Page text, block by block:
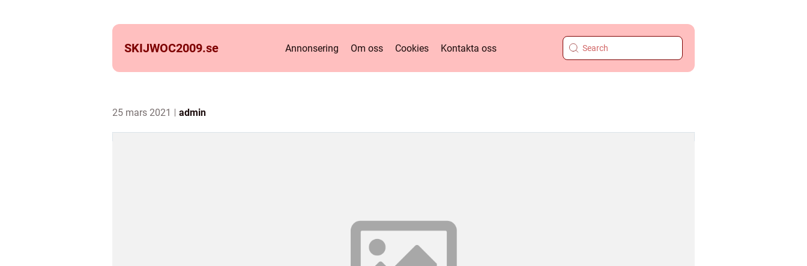
SKIJWOC2009.se Annonsering Om oss Cookies Kontakta oss
25 mars 2021 admin